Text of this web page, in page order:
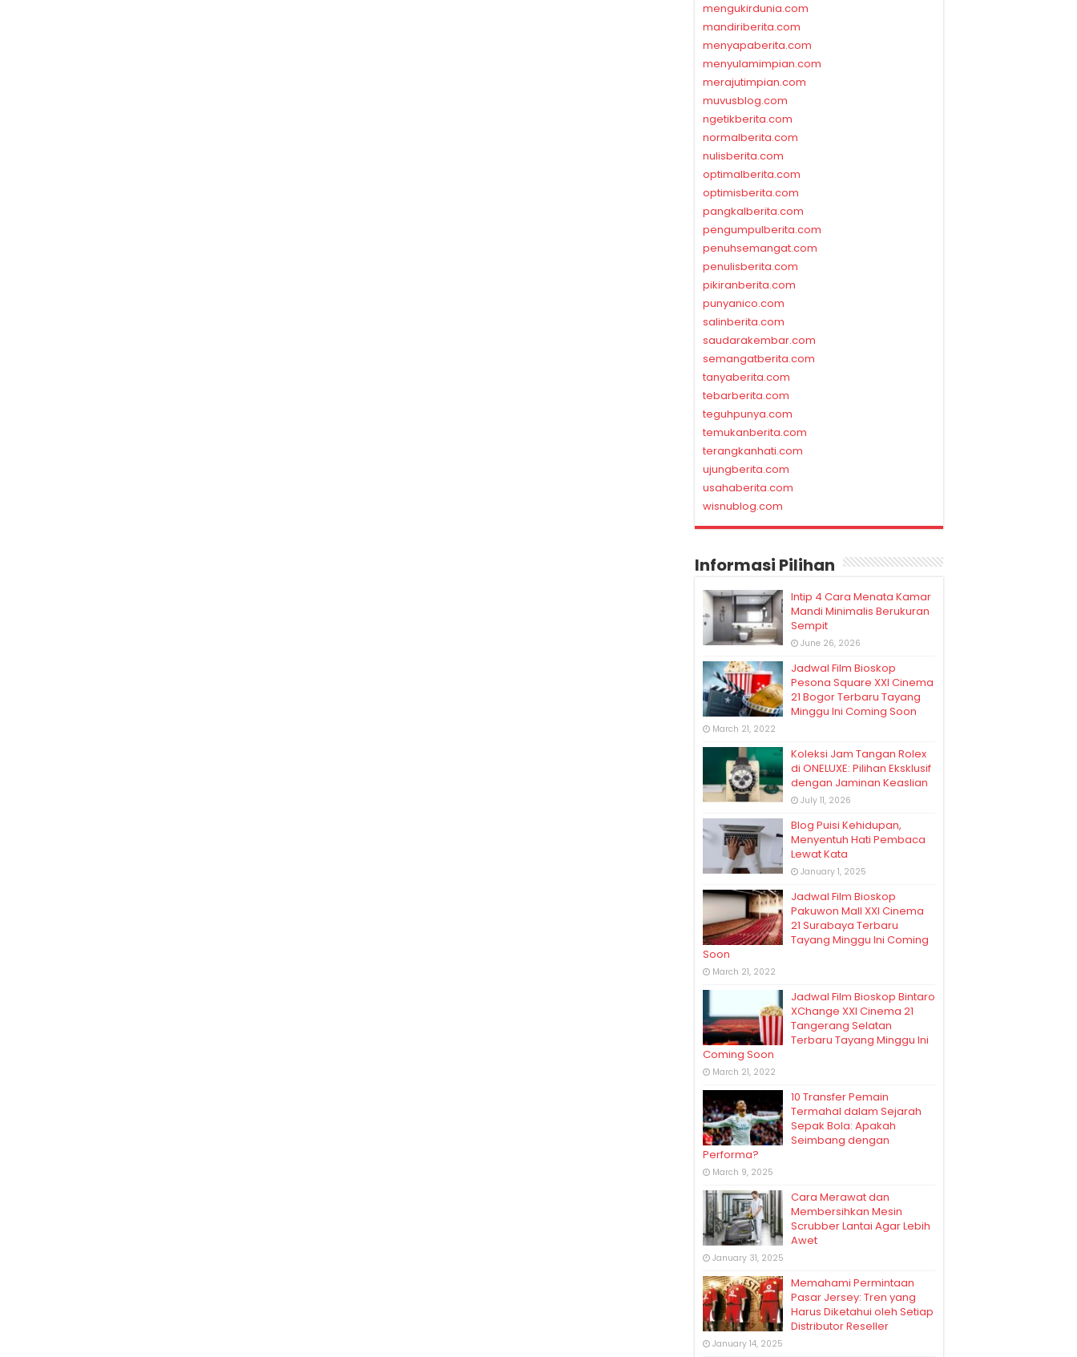
mengukirdunia.com
mandiriberita.com
menyapaberita.com
menyulamimpian.com
merajutimpian.com
muvusblog.com
ngetikberita.com
normalberita.com
nulisberita.com
optimalberita.com
optimisberita.com
pangkalberita.com
pengumpulberita.com
penuhsemangat.com
penulisberita.com
pikiranberita.com
punyanico.com
salinberita.com
saudarakembar.com
semangatberita.com
tanyaberita.com
tebarberita.com
teguhpunya.com
temukanberita.com
terangkanhati.com
ujungberita.com
usahaberita.com
wisnublog.com
Informasi Pilihan
Intip 4 Cara Menata Kamar
Mandi Minimalis Berukuran
Sempit
June 26, 2026
Jadwal Film Bioskop
Pesona Square XXI Cinema
21 Bogor Terbaru Tayang
Minggu Ini Coming Soon
March 21, 2022
Koleksi Jam Tangan Rolex
di ONELUXE: Pilihan Eksklusif
dengan Jaminan Keaslian
July 11, 2026
Blog Puisi Kehidupan,
Menyentuh Hati Pembaca
Lewat Kata
January 1, 2025
Jadwal Film Bioskop
Pakuwon Mall XXI Cinema
21 Surabaya Terbaru
Tayang Minggu Ini Coming
Soon
March 21, 2022
Jadwal Film Bioskop Bintaro
XChange XXI Cinema 21
Tangerang Selatan
Terbaru Tayang Minggu Ini
Coming Soon
March 21, 2022
10 Transfer Pemain
Termahal dalam Sejarah
Sepak Bola: Apakah
Seimbang dengan
Performa?
March 9, 2025
Cara Merawat dan
Membersihkan Mesin
Scrubber Lantai Agar Lebih
Awet
January 31, 2025
Memahami Permintaan
Pasar Jersey: Tren yang
Harus Diketahui oleh Setiap
Distributor Reseller
January 14, 2025